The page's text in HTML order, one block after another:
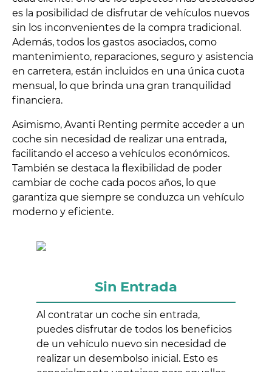
es la posibilidad de disfrutar de vehículos nuevos
sin los inconvenientes de la compra tradicional.
Además, todos los gastos asociados, como
mantenimiento, reparaciones, seguro y asistencia
en carretera, están incluidos en una única cuota
mensual, lo que brinda una gran tranquilidad
financiera.
Asimismo, Avanti Renting permite acceder a un
coche sin necesidad de realizar una entrada,
facilitando el acceso a vehículos económicos.
También se destaca la flexibilidad de poder
cambiar de coche cada pocos años, lo que
garantiza que siempre se conduzca un vehículo
moderno y eficiente.
Sin Entrada
Al contratar un coche sin entrada,
puedes disfrutar de todos los beneficios
de un vehículo nuevo sin necesidad de
realizar un desembolso inicial. Esto es